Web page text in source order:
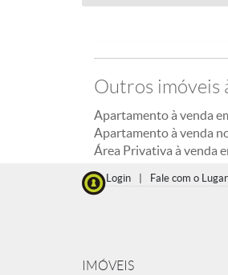
Outros imóveis
Apartamento à venda
Apartamento à venda
Área Privativa à venda
Login Fale com o
IMÓVEIS